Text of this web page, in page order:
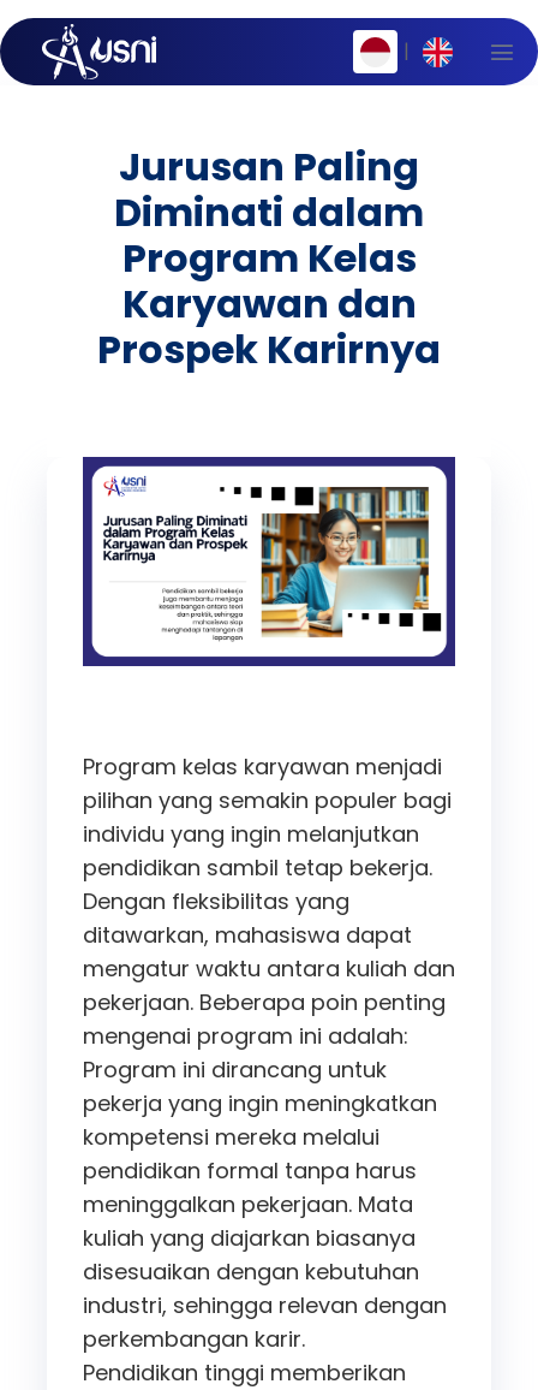
|
Jurusan Paling
Diminati dalam
Program Kelas
Karyawan dan
Prospek Karirnya
Program kelas karyawan menjadi
pilihan yang semakin populer bagi
individu yang ingin melanjutkan
pendidikan sambil tetap bekerja.
Dengan fleksibilitas yang
ditawarkan, mahasiswa dapat
mengatur waktu antara kuliah dan
pekerjaan. Beberapa poin penting
mengenai program ini adalah:
Program ini dirancang untuk
pekerja yang ingin meningkatkan
kompetensi mereka melalui
pendidikan formal tanpa harus
meninggalkan pekerjaan. Mata
kuliah yang diajarkan biasanya
disesuaikan dengan kebutuhan
industri, sehingga relevan dengan
perkembangan karir.
Pendidikan tinggi memberikan